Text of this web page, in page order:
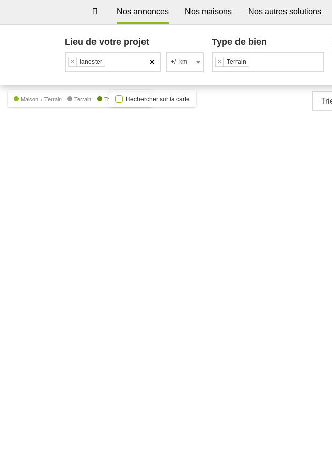
Nos annonces Nos maisons Nos autres solutions
Lieu de votre projet
×
× lanester +/- km
Type de bien
× Terrain
Maison + Terrain Terrain Trecobat GreenRechercher sur la carte